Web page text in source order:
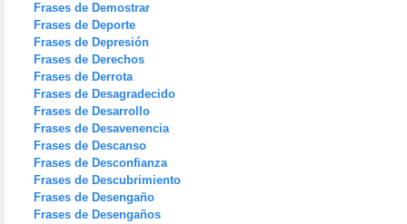
Frases de Demostrar
Frases de Deporte
Frases de Depresión
Frases de Derechos
Frases de Derrota
Frases de Desagradecido
Frases de Desarrollo
Frases de Desavenencia
Frases de Descanso
Frases de Desconfianza
Frases de Descubrimiento
Frases de Desengaño
Frases de Desengaños